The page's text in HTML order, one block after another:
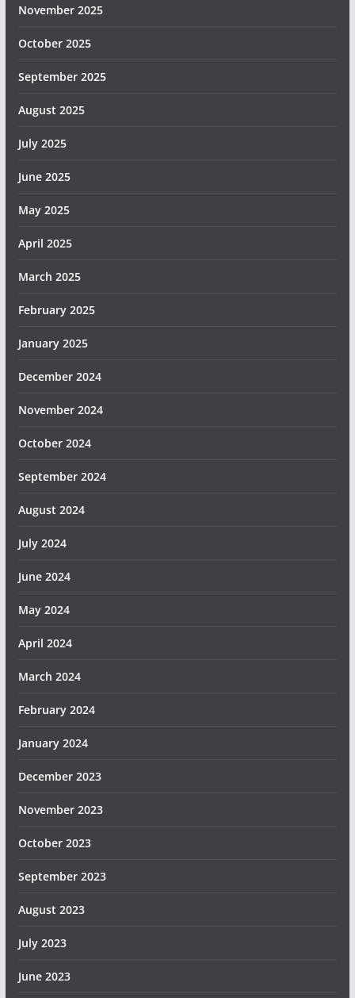
November 2025
October 2025
September 2025
August 2025
July 2025
June 2025
May 2025
April 2025
March 2025
February 2025
January 2025
December 2024
November 2024
October 2024
September 2024
August 2024
July 2024
June 2024
May 2024
April 2024
March 2024
February 2024
January 2024
December 2023
November 2023
October 2023
September 2023
August 2023
July 2023
June 2023